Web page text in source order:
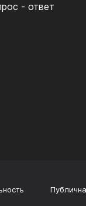
- ответ